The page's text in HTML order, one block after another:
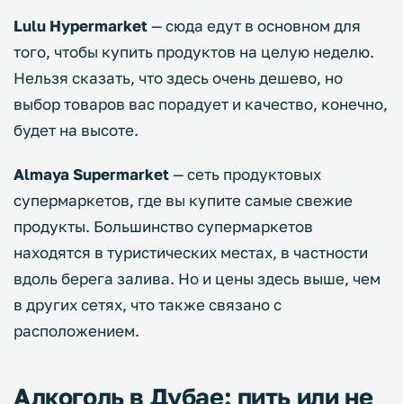
Lulu Hypermarket— сюда едут в основном для
того, чтобы купить продуктов на целую неделю.
Нельзя сказать, что здесь очень дешево, но
выбор товаров вас порадует и качество, конечно,
будет на высоте.
Almaya Supermarket— сеть продуктовых
супермаркетов, где вы купите самые свежие
продукты. Большинство супермаркетов
находятся в туристических местах, в частности
вдоль берега залива. Но и цены здесь выше, чем
в других сетях, что также связано с
расположением.
Алкоголь в Дубае: пить или не